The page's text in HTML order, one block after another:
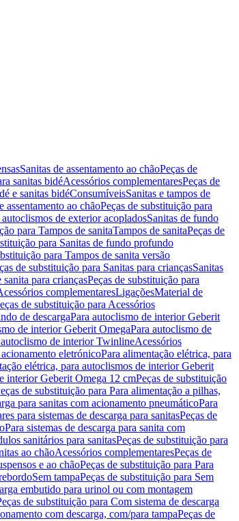
Sanitas de assentamento ao chãoPeças de
sanitas bidéAcessórios complementaresPeças de
e sanitas bidéConsumíveisSanitas e tampos de
assentamento ao chãoPeças de substituição para
de exterior acopladosSanitas de fundo
para Tampos de sanitaTampos de sanitaPeças de
para Sanitas de fundo profundo
para Tampos de sanita versão
de substituição para Sanitas para criançasSanitas
sanita para criançasPeças de substituição para
complementaresLigaçõesMaterial de
de substituição para Acessórios
de descargaPara autoclismo de interior Geberit
de interior Geberit OmegaPara autoclismo de
autoclismo de interior TwinlineAcessórios
acionamento eletrónicoPara alimentação elétrica, para
elétrica, para autoclismos de interior Geberit
interior Geberit Omega 12 cmPeças de substituição
de substituição para Para alimentação a pilhas,
para sanitas com acionamento pneumáticoPara
para sistemas de descarga para sanitasPeças de
Para sistemas de descarga para sanita com
sanitários para sanitasPeças de substituição para
ao chãoAcessórios complementaresPeças de
e ao chãoPeças de substituição para Para
Sem tampaPeças de substituição para Sem
embutido para urinol ou com montagem
de substituição para Com sistema de descarga
com descarga, com/para tampaPeças de